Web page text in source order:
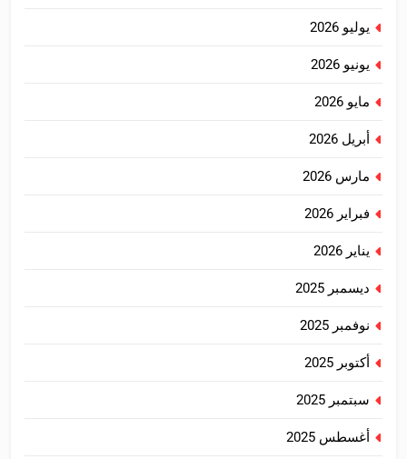
يوليو 2026
يونيو 2026
مايو 2026
أبريل 2026
مارس 2026
فبراير 2026
يناير 2026
ديسمبر 2025
نوفمبر 2025
أكتوبر 2025
سبتمبر 2025
أغسطس 2025